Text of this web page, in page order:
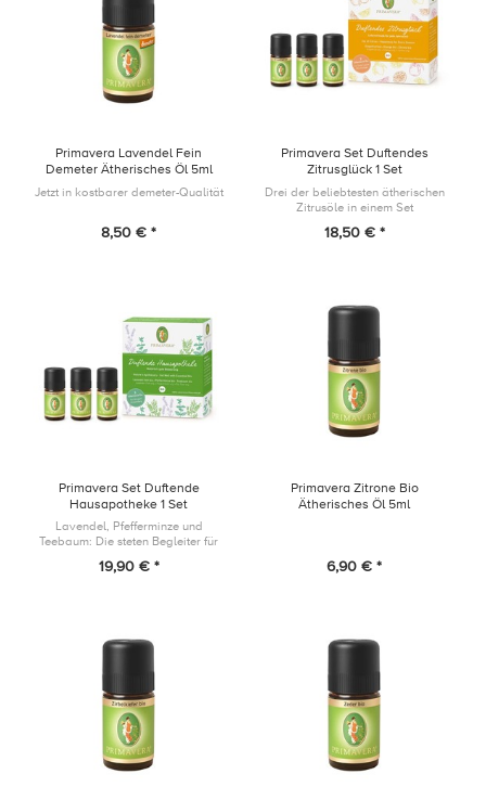
Primavera Lavendel Fein
Demeter Ätherisches Öl 5ml
Jetzt in kostbarer demeter-Qualität
8,50 € *
Primavera Set Duftendes
Zitrusglück 1 Set
Drei der beliebtesten ätherischen
Zitrusöle in einem Set
18,50 € *
Primavera Set Duftende
Hausapotheke 1 Set
Lavendel, Pfefferminze und
Teebaum: Die steten Begleiter für
19,90 € *
Primavera Zitrone Bio
Ätherisches Öl 5ml
6,90 € *